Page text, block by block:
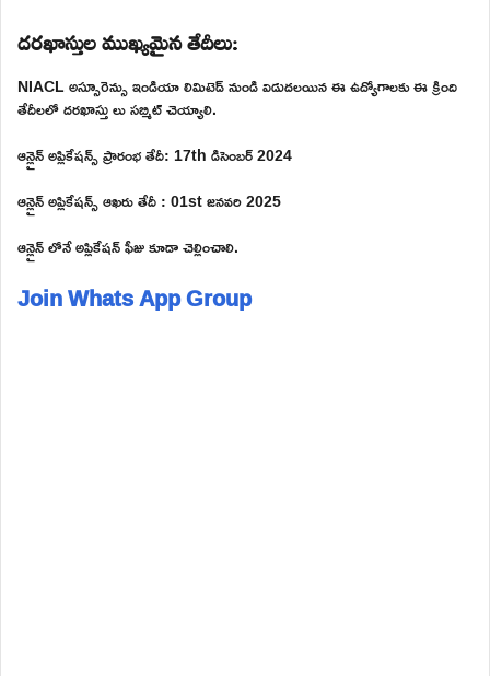
దరఖాస్తుల ముఖ్యమైన తేదీలు:
NIACL అస్సూరెన్సు ఇండియా లిమిటెడ్ నుండి విడుదలయిన ఈ ఉద్యోగాలకు ఈ క్రింది
తేదీలలో దరఖాస్తు లు సబ్మిట్ చెయ్యాలి.
ఆన్లైన్ అప్లికేషన్స్ ప్రారంభ తేదీ: 17th డిసెంబర్ 2024
ఆన్లైన్ అప్లికేషన్స్ ఆఖరు తేదీ : 01st జనవరి 2025
ఆన్లైన్ లోనే అప్లికేషన్ ఫీజు కూడా చెల్లించాలి.
Join Whats App Group